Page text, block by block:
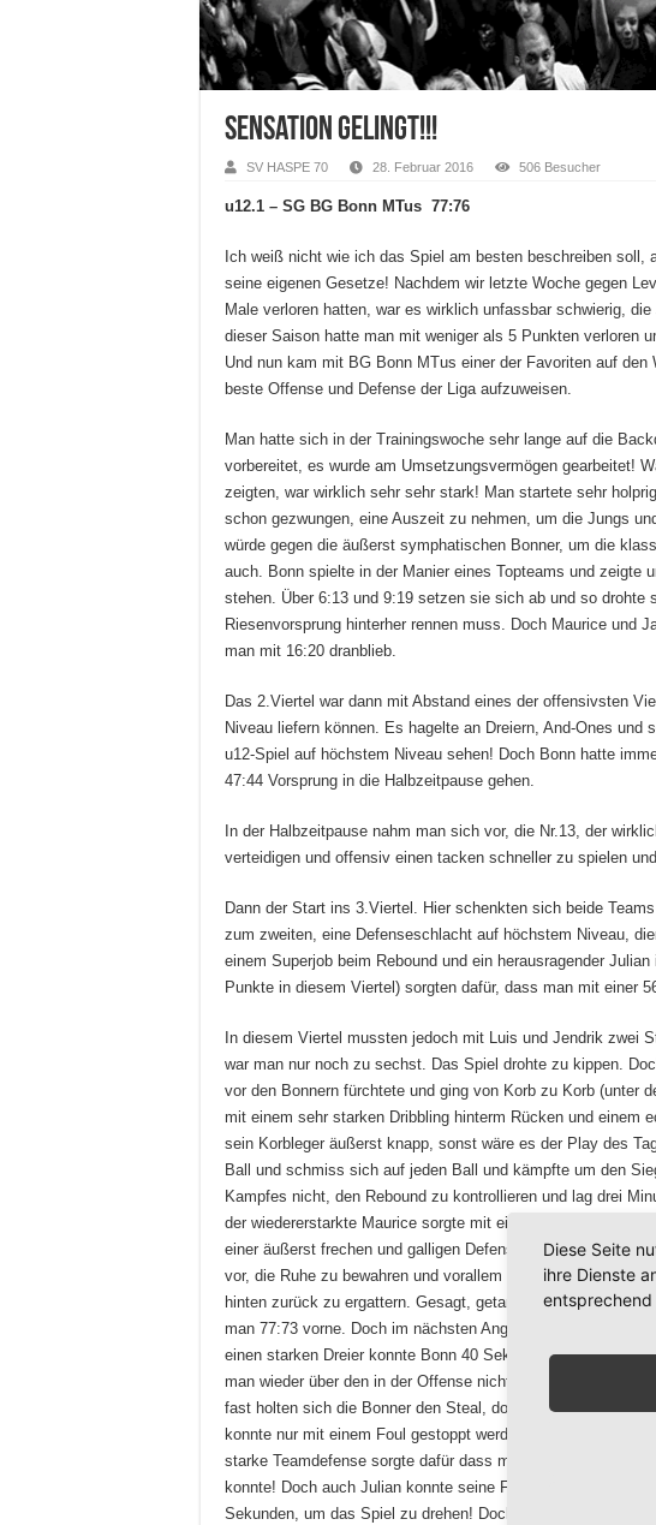
Sensation gelingt!!!
SV HASPE 70 28. Februar 2016 506 Besucher
u12.1 – SG BG Bonn MTus 77:76
Ich weiß nicht wie ich das Spiel am besten beschreiben
seine eigenen Gesetze! Nachdem wir letzte Woche gegen
Male verloren hatten, war es wirklich unfassbar schwierig,
dieser Saison hatte man mit weniger als 5 Punkten verloren
Und nun kam mit BG Bonn MTus einer der Favoriten auf
beste Offense und Defense der Liga aufzuweisen.
Man hatte sich in der Trainingswoche sehr lange auf die
vorbereitet, es wurde am Umsetzungsvermögen gearbeitet!
zeigten, war wirklich sehr sehr stark! Man startete sehr
schon gezwungen, eine Auszeit zu nehmen, um die Jungs
würde gegen die äußerst symphatischen Bonner, um die
auch. Bonn spielte in der Manier eines Topteams und zeigte
stehen. Über 6:13 und 9:19 setzen sie sich ab und so drohte
Riesenvorsprung hinterher rennen muss. Doch Maurice und
man mit 16:20 dranblieb.
Das 2.Viertel war dann mit Abstand eines der offensivsten
Niveau liefern können. Es hagelte an Dreiern, And-Ones und
u12-Spiel auf höchstem Niveau sehen! Doch Bonn hatte
47:44 Vorsprung in die Halbzeitpause gehen.
In der Halbzeitpause nahm man sich vor, die Nr.13, der
verteidigen und offensiv einen tacken schneller zu spielen
Dann der Start ins 3.Viertel. Hier schenkten sich beide
zum zweiten, eine Defenseschlacht auf höchstem Niveau,
einem Superjob beim Rebound und ein herausragender
Punkte in diesem Viertel) sorgten dafür, dass man mit einer
In diesem Viertel mussten jedoch mit Luis und Jendrik zwei
war man nur noch zu sechst. Das Spiel drohte zu kippen.
vor den Bonnern fürchtete und ging von Korb zu Korb (unter
mit einem sehr starken Dribbling hinterm Rücken und einem
sein Korbleger äußerst knapp, sonst wäre es der Play des
Ball und schmiss sich auf jeden Ball und kämpfte um den
Kampfes nicht, den Rebound zu kontrollieren und lag drei
der wiedererstarkte Maurice sorgte mit einem frechen Dreier
einer äußerst frechen und galligen Defense sich sogar mit
vor, die Ruhe zu bewahren und vorallem klug zu spielen und
hinten zurück zu ergattern. Gesagt, getan! Durch starke
man 77:73 vorne. Doch im nächsten Angriff schaffte man es
einen starken Dreier konnte Bonn 40 Sekunden vor dem
man wieder über den in der Offense nicht zu stoppenden
fast holten sich die Bonner den Steal, doch eine äußerst
konnte nur mit einem Foul gestoppt werden! Die Freiwürfe
starke Teamdefense sorgte dafür dass man 7 Sekunden vor
konnte! Doch auch Julian konnte seine Freiwürfe nicht
Sekunden, um das Spiel zu drehen! Doch der lange Pass
Diese Seite
ihre Dienste